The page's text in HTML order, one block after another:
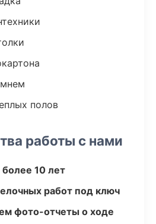
полов
работы с нами
10 лет
работ под ключ
фото-отчеты о ходе